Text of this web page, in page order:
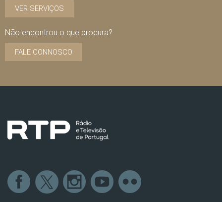
VER SERVIÇOS
Não encontrou o que procura?
FALE CONNOSCO